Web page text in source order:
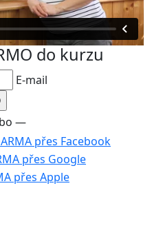
do kurzu
E-mail
—
přes Facebook
přes Google
přes Apple